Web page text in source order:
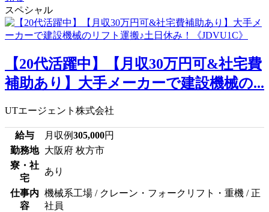
スペシャル
【20代活躍中】【月収30万円可&社宅費
補助あり】大手メーカーで建設機械の...
UTエージェント株式会社
給与 月収例305,000円
勤務地
大阪府 枚方市
寮・社
宅
あり
仕事内
容
機械系工場 / クレーン・フォークリフト・重機 / 正
社員